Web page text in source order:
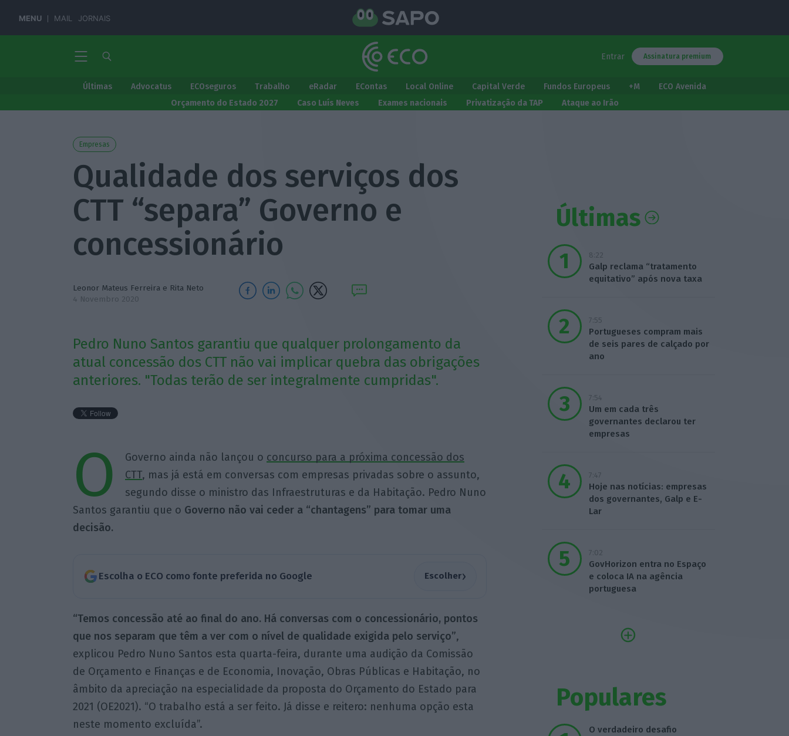
MENU MAIL JORNAIS
Entrar Assinatura premium
Últimas Advocatus ECOseguros Trabalho eRadar EContas Local Online Capital Verde Fundos Europeus +M
ECO Avenida
Orçamento do Estado 2027
Caso Luís Neves Exames nacionais Privatização da TAP Ataque ao Irão
Empresas
Qualidade dos serviços dos
CTT “separa” Governo e
concessionário
Leonor Mateus Ferreirae Rita Neto
4 Novembro 2020
Pedro Nuno Santos garantiu que qualquer prolongamento da
atual concessão dos CTT não vai implicar quebra das obrigações
anteriores. "Todas terão de ser integralmente cumpridas".
O Governo ainda não lançou o concurso para a próxima concessão dos
CTT, mas já está em conversas com empresas privadas sobre o assunto,
segundo disse o ministro das Infraestruturas e da Habitação. Pedro Nuno
Santos garantiu que o Governo não vai ceder a “chantagens” para tomar uma
decisão.
Escolha o ECO como fonte preferida no Google Escolher›
“Temos concessão até ao final do ano. Há conversas com o concessionário, pontos
que nos separam que têm a ver com o nível de qualidade exigida pelo serviço”,
explicou Pedro Nuno Santos esta quarta-feira, durante uma audição da Comissão
de Orçamento e Finanças e de Economia, Inovação, Obras Públicas e Habitação, no
âmbito da apreciação na especialidade da proposta do Orçamento do Estado para
2021 (OE2021). “O trabalho está a ser feito. Já disse e reitero: nenhuma opção esta
neste momento excluída”.
Últimas
8:22
Galp reclama “tratamento
equitativo” após nova taxa
7:55
Portugueses compram mais
de seis pares de calçado por
ano
7:54
Um em cada três
governantes declarou ter
empresas
7:47
Hoje nas notícias: empresas
dos governantes, Galp e E-
Lar
7:02
GovHorizon entra no Espaço
e coloca IA na agência
portuguesa
Populares
O verdadeiro desafio